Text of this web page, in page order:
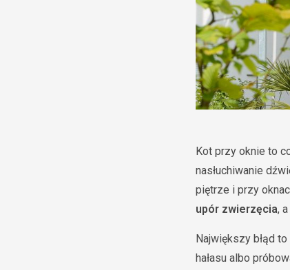
Kot przy oknie to
nasłuchiwanie
piętrze i przy
upór zwierzęcia,
Największy błąd
hałasu albo